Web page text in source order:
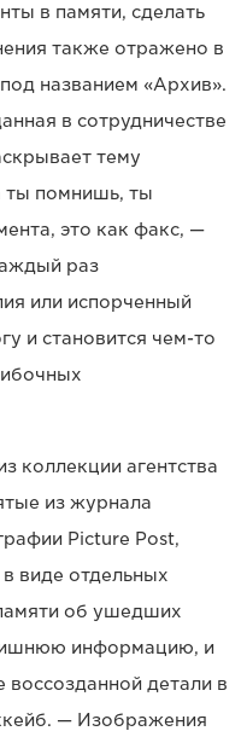
в памяти, сделать
также отражено в
названием «Архив».
в сотрудничестве
тему
ты помнишь, ты
это как факс, —
раз
или испорченный
и становится чем-то
коллекции агентства
из журнала
Picture Post,
виде отдельных
об ушедших
информацию, и
воссозданной детали в
— Изображения